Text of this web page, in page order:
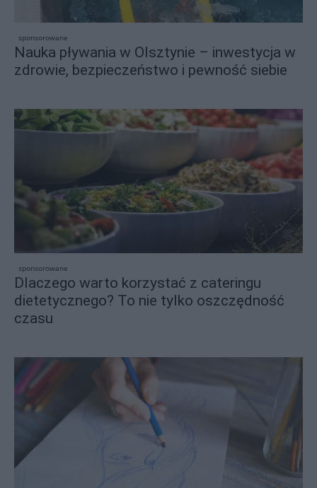
sponsorowane
Nauka pływania w Olsztynie – inwestycja w
zdrowie, bezpieczeństwo i pewność siebie
sponsorowane
Dlaczego warto korzystać z cateringu
dietetycznego? To nie tylko oszczędność
czasu